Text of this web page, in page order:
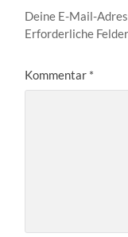
Deine E-Mail-
Erforderliche
Kommentar *